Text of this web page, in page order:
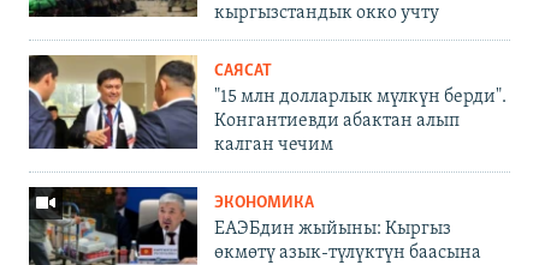
кыргызстандык окко учту
САЯСАТ
"15 млн долларлык мүлкүн берди".
Конгантиевди абактан алып
калган чечим
ЭКОНОМИКА
ЕАЭБдин жыйыны: Кыргыз
өкмөтү азык-түлүктүн баасына